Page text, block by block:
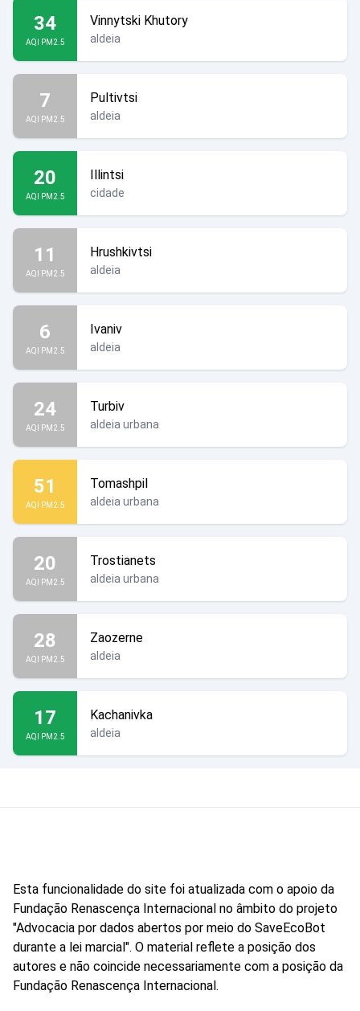
34
AQI PM2.5
Vinnytski Khutory
aldeia
7
AQI PM2.5
Pultivtsi
aldeia
20
AQI PM2.5
Illintsi
cidade
11
AQI PM2.5
Hrushkivtsi
aldeia
6
AQI PM2.5
Ivaniv
aldeia
24
AQI PM2.5
Turbiv
aldeia urbana
51
AQI PM2.5
Tomashpil
aldeia urbana
20
AQI PM2.5
Trostianets
aldeia urbana
28
AQI PM2.5
Zaozerne
aldeia
17
AQI PM2.5
Kachanivka
aldeia
Esta funcionalidade do site foi atualizada com o apoio da
Fundação Renascença Internacional no âmbito do projeto
"Advocacia por dados abertos por meio do SaveEcoBot
durante a lei marcial". O material reflete a posição dos
autores e não coincide necessariamente com a posição da
Fundação Renascença Internacional.